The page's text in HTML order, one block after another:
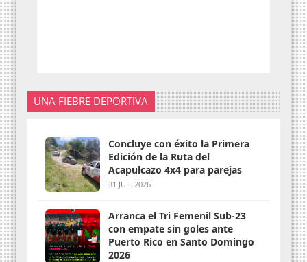
UNA FIEBRE DEPORTIVA
Concluye con éxito la Primera
Edición de la Ruta del
Acapulcazo 4x4 para parejas
31 JUL. 2026
Arranca el Tri Femenil Sub-23
con empate sin goles ante
Puerto Rico en Santo Domingo
2026